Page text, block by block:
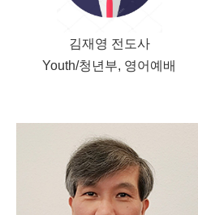
김재영 전도사
Youth/청년부, 영어예배